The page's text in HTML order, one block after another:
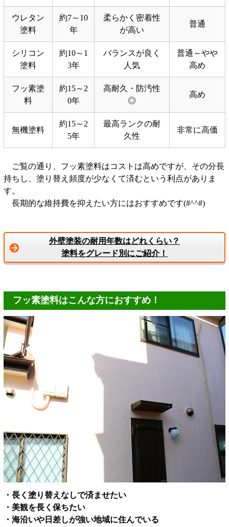
ウレタン
塗料
約7～10
年
柔らかく密着性
が高い
普通
シリコン
塗料
約10～1
3年
バランスが良く
人気
普通～やや
高め
フッ素塗
料
約15～2
0年
高耐久・防汚性
◎
高め
無機塗料
約15～2
5年
最高ランクの耐
久性
非常に高価
ご覧の通り、フッ素塗料はコストは高めですが、その分長
持ちし、塗り替え頻度が少なくて済むという利点がありま
す。
長期的な維持費を抑えたい方にはおすすめです(#^^#)
外壁塗装の耐用年数はどれくらい？
塗料をグレード別にご紹介！
フッ素塗料はこんな方におすすめ！
・長く塗り替えなしで済ませたい
・美観を長く保ちたい
・海沿いや日差しが強い地域に住んでいる